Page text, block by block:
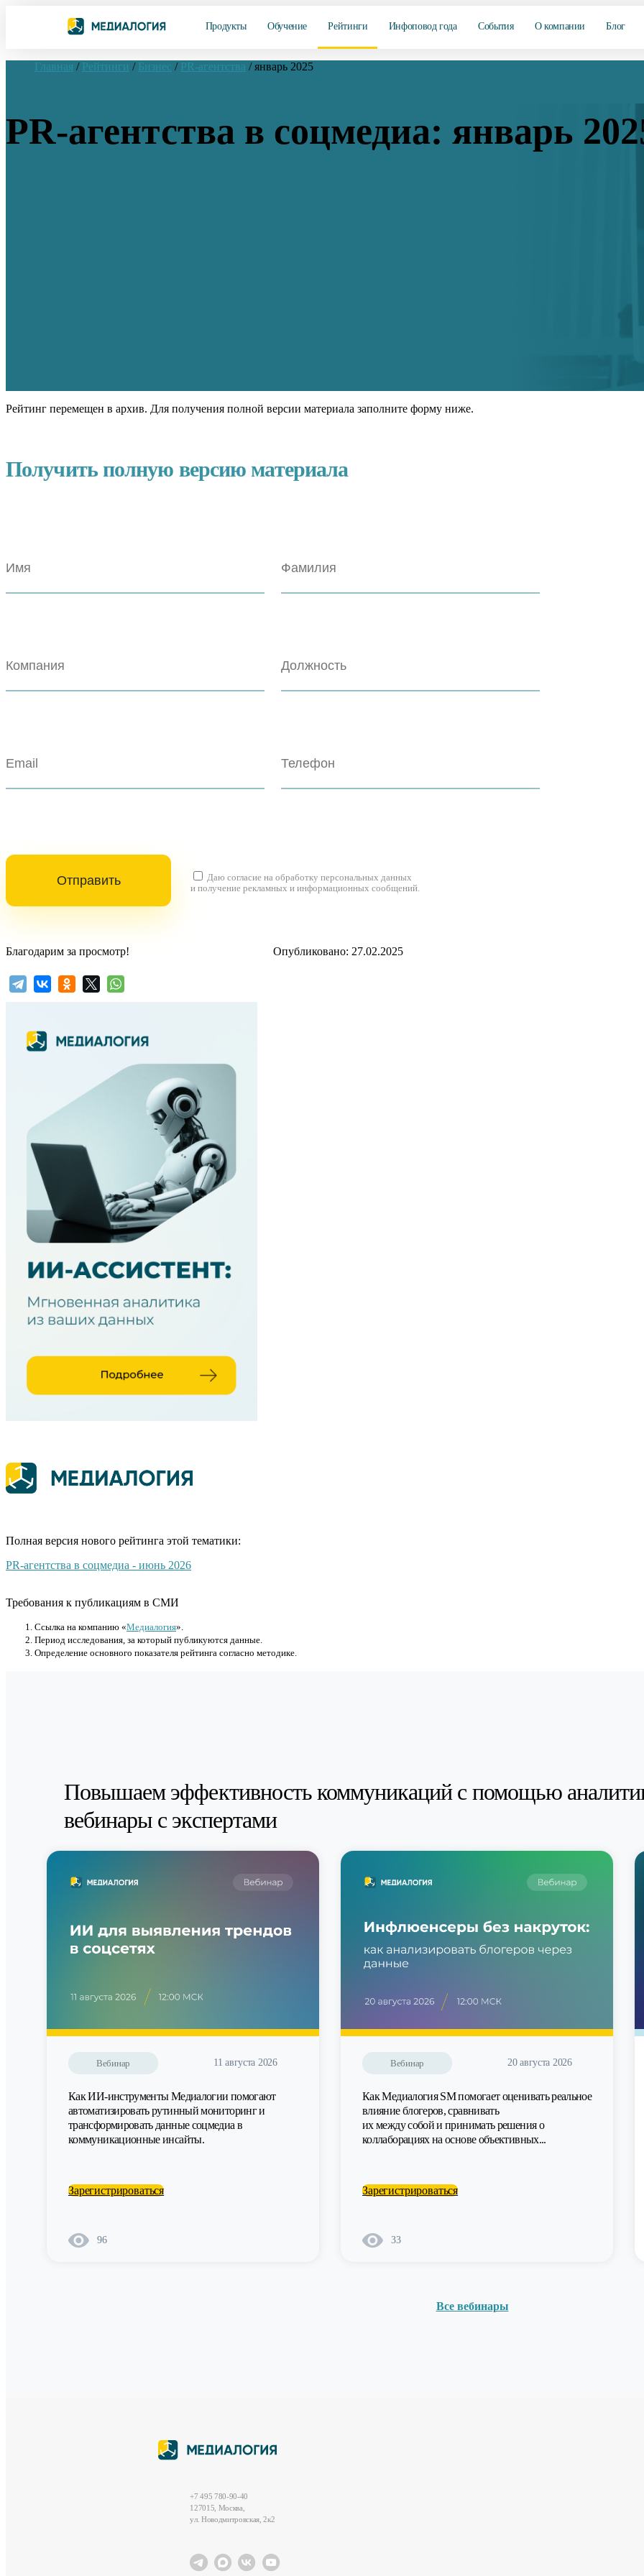
Продукты Обучение Рейтинги Инфоповод года События О компании Блог
Главная / Рейтинги / Бизнес / PR-агентства / январь 2025
PR-агентства в соцмедиа: январь
Рейтинг перемещен в архив. Для получения полной версии материала заполните форму ниже.
Получить полную версию материала
Даю согласие на обработку персональных данных
и получение рекламных и информационных сообщений.
Благодарим за просмотр! Опубликовано: 27.02.2025
Полная версия нового рейтинга этой тематики:
PR-агентства в соцмедиа - июнь 2026
Требования к публикациям в СМИ
Cсылка на компанию «Медиалогия».
Период исследования, за который публикуются данные.
Определение основного показателя рейтинга согласно методике.
Повышаем эффективность коммуникаций с помощью
вебинары с экспертами
Вебинар 11 августа 2026
Как ИИ-инструменты Медиалогии помогают
автоматизировать рутинный мониторинг и
трансформировать данные соцмедиа в
коммуникационные инсайты.
Зарегистрироваться
96
Вебинар 20 августа 2026
Как Медиалогия SM помогает оценивать реальное
влияние блогеров, сравнивать
их между собой и принимать решения о
коллаборациях на основе объективных...
Зарегистрироваться
33
Все вебинары
+7 495 780-90-40
127015, Москва,
ул. Новодмитровская, 2к2